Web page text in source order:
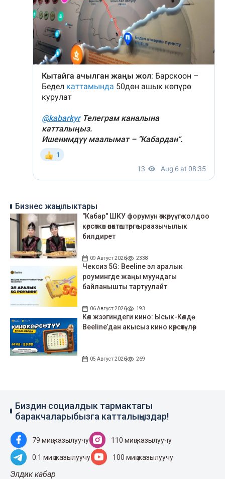
Бизнес жаңылыктары
"Кабар" ШКУ форумун өткөрүүгө колдоо
көрсөткөн өнөктөштөргө ыраазычылык
билдирет
09 Август 2026 2338
Чексиз 5G: Beeline эл аралык
роумингде жаңы муундагы
байланышты тартуулайт
06 Август 2026 193
Көл жээгиндеги кино: Ысык-Көлдө
Beeline’дан акысыз кино көрсөтүлөр
05 Август 2026 269
Биздин социалдык тармактагы
баракчаларыбызга катталыңыздар!
79 миң жазылуучу 110 миң жазылуучу
0.1 миң жазылуучу 100 миң жазылуучу
Элдик кабар